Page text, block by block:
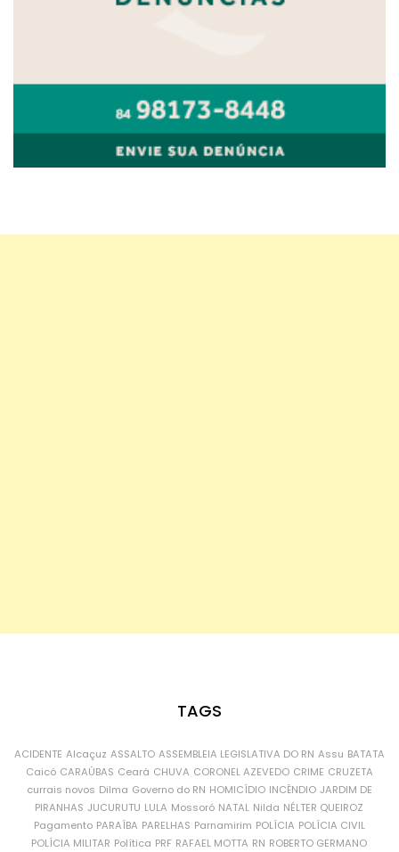
TAGS
ACIDENTE Alcaçuz ASSALTO ASSEMBLEIA LEGISLATIVA DO RN Assu BATATA
Caicó CARAÚBAS Ceará CHUVA CORONEL AZEVEDO CRIME CRUZETA
currais novos Dilma Governo do RN HOMICÍDIO INCÊNDIO JARDIM DE
PIRANHAS JUCURUTU LULA Mossoró NATAL Nilda NÉLTER QUEIROZ
Pagamento PARAÍBA PARELHAS Parnamirim POLÍCIA POLÍCIA CIVIL
POLÍCIA MILITAR Política PRF RAFAEL MOTTA RN ROBERTO GERMANO